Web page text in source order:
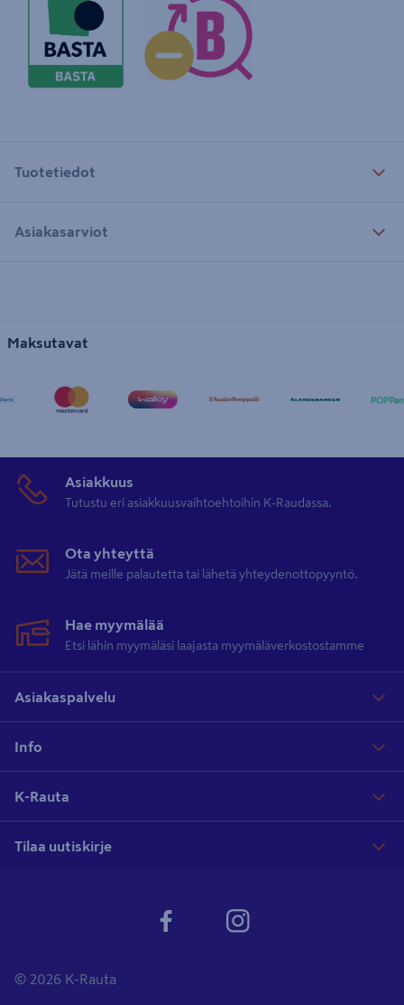
Tuotetiedot
Asiakasarviot
Maksutavat
Asiakkuus
Tutustu eri asiakkuusvaihtoehtoihin K-Raudassa.
Ota yhteyttä
Jätä meille palautetta tai lähetä yhteydenottopyyntö.
Hae myymälää
Etsi lähin myymäläsi laajasta myymäläverkostostamme
Asiakaspalvelu
Info
K-Rauta
Tilaa uutiskirje
© 2026 K-Rauta